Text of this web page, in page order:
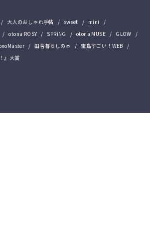
大人のおしゃれ手帖 sweet
mini
otona ROSY SPRiNG otona MUSE
GLOW
田舎暮らしの本
宝島すごい！WEB
』大賞